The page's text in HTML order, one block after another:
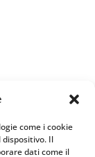
come i cookie
Il
dati come il